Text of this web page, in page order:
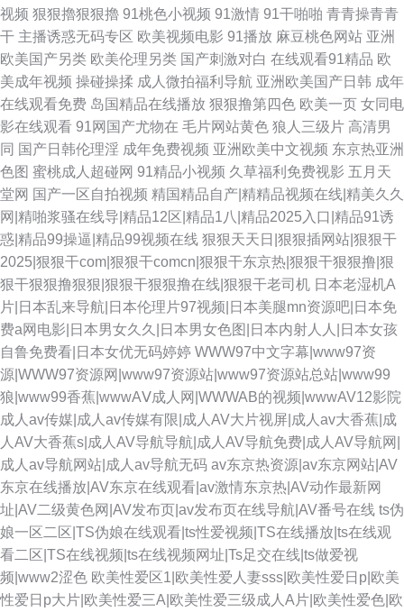
视频 狠狠擼狠狠擼 91桃色小视频 91激情 91干啪啪 青青操青青
干 主播诱惑无码专区 欧美视频电影 91播放 麻豆桃色网站 亚洲
欧美国产另类 欧美伦理另类 国产刺激对白 在线观看91精品 欧
美成年视频 操碰操揉 成人微拍福利导航 亚洲欧美国产日韩 成年
在线观看免费 岛国精品在线播放 狠狠撸第四色 欧美一页 女同电
影在线观看 91网国产尤物在 毛片网站黄色 狼人三级片 高清男
同 国产日韩伦理淫 成年免费视频 亚洲欧美中文视频 东京热亚洲
色图 蜜桃成人超碰网 91精品小视频 久草福利免费视影 五月天
堂网 国产一区自拍视频 精国精品自产|精精品视频在线|精美久久
网|精啪浆骚在线导|精品12区|精品1八|精品2025入口|精品91诱
惑|精品99操逼|精品99视频在线 狠狠天天日|狠狠插网站|狠狠干
2025|狠狠干com|狠狠干comcn|狠狠干东京热|狠狠干狠狠撸|狠
狠干狠狠撸狠狠|狠狠干狠狠撸在线|狠狠干老司机 日本老湿机A
片|日本乱来导航|日本伦理片97视频|日本美腿mn资源吧|日本免
费a网电影|日本男女久久|日本男女色图|日本内射人人|日本女孩
自鲁免费看|日本女优无码婷婷 WWW97中文字幕|www97资
源|WWW97资源网|www97资源站|www97资源站总站|www99
狼|www99香蕉|wwwAⅤ成人网|WWWAB的视频|wwwAV12影院
成人av传媒|成人av传媒有限|成人AV大片视屏|成人av大香蕉|成
人AV大香蕉s|成人AV导航导航|成人AV导航免费|成人AV导航网|
成人av导航网站|成人av导航无码 av东京热资源|av东京网站|AV
东京在线播放|AV东京在线观看|av激情东京热|AV动作最新网
址|AV二级黄色网|AV发布页|av发布页在线导航|AV番号在线 ts伪
娘一区二区|TS伪娘在线观看|ts性爱视频|TS在线播放|ts在线观
看二区|TS在线视频|ts在线视频网址|Ts足交在线|ts做爱视
频|www2涩色 欧美性爱区1|欧美性爱人妻sss|欧美性爱日p|欧美
性爱日p大片|欧美性爱三A|欧美性爱三级成人A片|欧美性爱色|欧